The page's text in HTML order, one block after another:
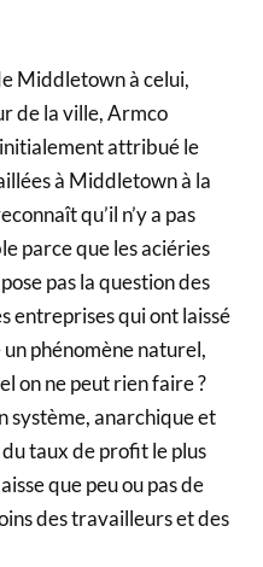
Middletown à celui,
de la ville, Armco
attribué le
à Middletown à la
qu’il n’y a pas
parce que les aciéries
pas la question des
entreprises qui ont laissé
un phénomène naturel,
on ne peut rien faire ?
système, anarchique et
taux de profit le plus
que peu ou pas de
des travailleurs et des